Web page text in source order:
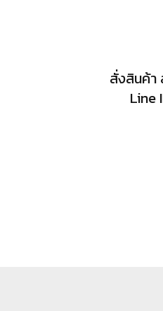
สั่งสินค้า
Line